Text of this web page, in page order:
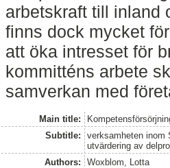
arbetskraft till inland
finns dock mycket
att öka intresset för
kommitténs arbete
samverkan med
Main title:
Subtitle:
verksamheten inom
utvärdering av
Authors:
Woxblom, Lotta